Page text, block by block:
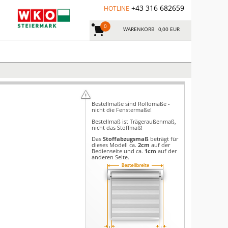
Bestellmaße sind Rollomaße -
nicht die Fenstermaße!
Bestellmaß ist Trägeraußenmaß,
nicht das Stoffmaß!
Das Stoffabzugsmaßbeträgt für
dieses Modell ca. 2cm auf der
Bedienseite und ca. 1cm auf der
anderen Seite.
WARENKORB
0 0,00 EUR
HOTLINE +43 316 682659